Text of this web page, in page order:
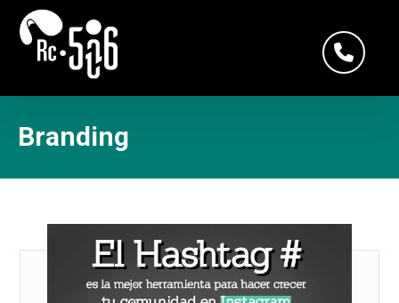
Branding